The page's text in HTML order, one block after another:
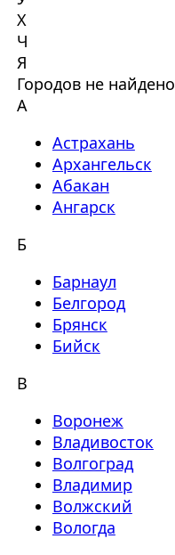
Х
Ч
Я
Городов не найдено
А
Астрахань
Архангельск
Абакан
Ангарск
Б
Барнаул
Белгород
Брянск
Бийск
В
Воронеж
Владивосток
Волгоград
Владимир
Волжский
Вологда